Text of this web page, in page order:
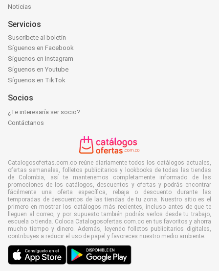
Noticias
Servicios
Suscríbete al boletín
Síguenos en Facebook
Síguenos en Instagram
Síguenos en Youtube
Síguenos en TikTok
Socios
¿Te interesaría ser socio?
Contáctanos
Catalogosofertas.com.co reúne diariamente todos los catálogos actuales,
ofertas semanales, folletos publicitarios y lookbooks de todas las tiendas
de Colombia, así te mantenemos completamente informado de las
promociones de los catálogos, descuentos y ofertas y podrás encontrar
fácilmente una oferta específica, rebaja o descuento durante las
temporadas de descuentos de las tiendas de tu zona. Nuestro sitio es el
primero en mostrar los catálogos más recientes, incluso antes de que te
lleguen al correo, y por supuesto también podrás verlos desde tu trabajo,
escuela o tienda. Coloca Catalogosofertas.com.co en tus favoritos y ahorra
mucho tiempo y dinero. Además, leyendo folletos publicitarios digitales,
contribuyes a reducir el uso de papel y favoreces nuestro medio ambiente.